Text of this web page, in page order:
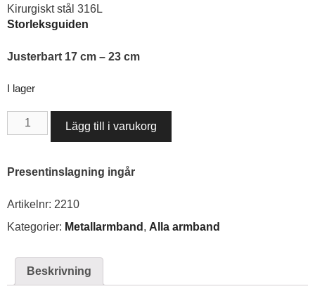
Kirurgiskt stål 316L
Storleksguiden
Justerbart 17 cm – 23 cm
I lager
Armband
Silver
Lägg till i varukorg
Presentinslagning ingår
Artikelnr: 2210
Kategorier: Metallarmband , Alla armband
Beskrivning